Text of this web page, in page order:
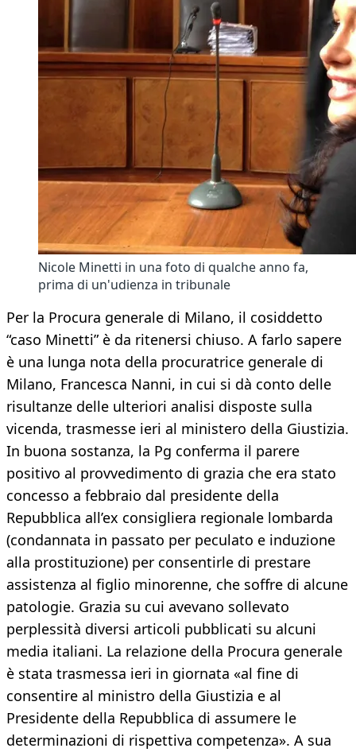
Nicole Minetti in una foto di qualche anno fa,
prima di un'udienza in tribunale
Per la Procura generale di Milano, il cosiddetto
“caso Minetti” è da ritenersi chiuso. A farlo sapere
è una lunga nota della procuratrice generale di
Milano, Francesca Nanni, in cui si dà conto delle
risultanze delle ulteriori analisi disposte sulla
vicenda, trasmesse ieri al ministero della Giustizia.
In buona sostanza, la Pg conferma il parere
positivo al provvedimento di grazia che era stato
concesso a febbraio dal presidente della
Repubblica all’ex consigliera regionale lombarda
(condannata in passato per peculato e induzione
alla prostituzione) per consentirle di prestare
assistenza al figlio minorenne, che soffre di alcune
patologie. Grazia su cui avevano sollevato
perplessità diversi articoli pubblicati su alcuni
media italiani. La relazione della Procura generale
è stata trasmessa ieri in giornata «al fine di
consentire al ministro della Giustizia e al
Presidente della Repubblica di assumere le
determinazioni di rispettiva competenza». A sua